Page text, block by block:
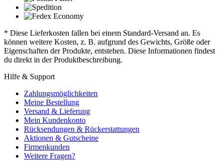
* Diese Lieferkosten fallen bei einem Standard-Versand an. Es
können weitere Kosten, z. B. aufgrund des Gewichts, Größe oder
Eigenschaften der Produkte, entstehen. Diese Informationen findest
du direkt in der Produktbeschreibung.
Hilfe & Support
Zahlungsmöglichkeiten
Meine Bestellung
Versand & Lieferung
Mein Kundenkonto
Rücksendungen & Rückerstattungen
Aktionen & Gutscheine
Firmenkunden
Weitere Fragen?